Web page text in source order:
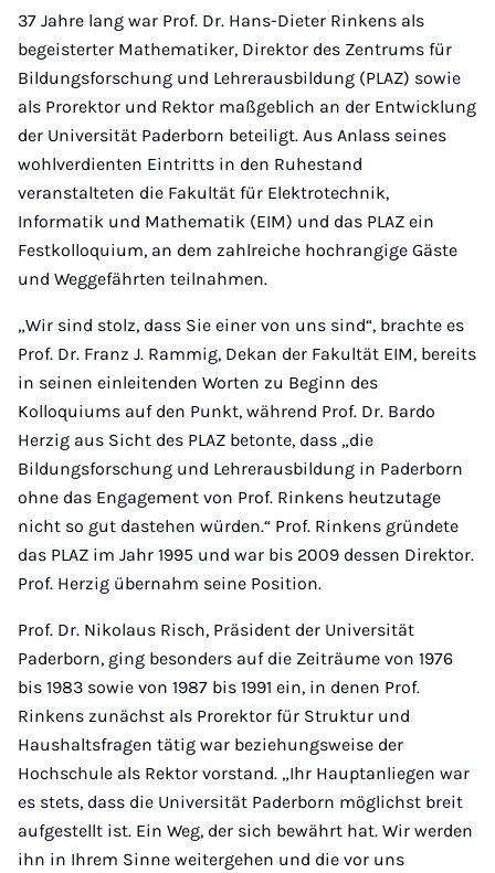
37 Jahre lang war Prof. Dr. Hans-Dieter Rinkens als
begeisterter Mathematiker, Direktor des Zentrums für
Bildungsforschung und Lehrerausbildung (PLAZ) sowie
als Prorektor und Rektor maßgeblich an der Entwicklung
der Universität Paderborn beteiligt. Aus Anlass seines
wohlverdienten Eintritts in den Ruhestand
veranstalteten die Fakultät für Elektrotechnik,
Informatik und Mathematik (EIM) und das PLAZ ein
Festkolloquium, an dem zahlreiche hochrangige Gäste
und Weggefährten teilnahmen.
„Wir sind stolz, dass Sie einer von uns sind“, brachte es
Prof. Dr. Franz J. Rammig, Dekan der Fakultät EIM, bereits
in seinen einleitenden Worten zu Beginn des
Kolloquiums auf den Punkt, während Prof. Dr. Bardo
Herzig aus Sicht des PLAZ betonte, dass „die
Bildungsforschung und Lehrerausbildung in Paderborn
ohne das Engagement von Prof. Rinkens heutzutage
nicht so gut dastehen würden.“ Prof. Rinkens gründete
das PLAZ im Jahr 1995 und war bis 2009 dessen Direktor.
Prof. Herzig übernahm seine Position.
Prof. Dr. Nikolaus Risch, Präsident der Universität
Paderborn, ging besonders auf die Zeiträume von 1976
bis 1983 sowie von 1987 bis 1991 ein, in denen Prof.
Rinkens zunächst als Prorektor für Struktur und
Haushaltsfragen tätig war beziehungsweise der
Hochschule als Rektor vorstand. „Ihr Hauptanliegen war
es stets, dass die Universität Paderborn möglichst breit
aufgestellt ist. Ein Weg, der sich bewährt hat. Wir werden
ihn in Ihrem Sinne weitergehen und die vor uns